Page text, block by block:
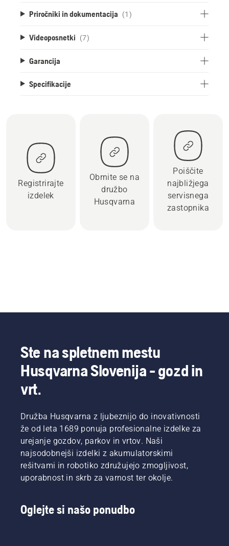
Priročniki in dokumentacija (1)
Videoposnetki (7)
Garancija
Specifikacije
Registrirajte
izdelek
Obrnite se na
družbo
Husqvarna
Poiščite
najbližjega
servisnega
zastopnika
Ste na spletnem mestu
Husqvarna Slovenija - gozd in
vrt.
Družba Husqvarna z ljubeznijo do inovativnosti
že od leta 1689 ponuja profesionalne izdelke za
urejanje gozdov, parkov in vrtov. Naši
najsodobnejši izdelki z akumulatorskimi
rešitvami in robotiko združujejo zmogljivost,
uporabnost in skrb za varnost ter okolje.
Oglejte si našo ponudbo